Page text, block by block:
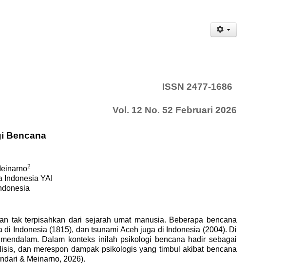
ISSN 2477-1686
Vol. 12 No. 52 Februari 2026
Bencana
2
IndonesiaYAI
tak terpisahkan dari sejarah umat manusia. Beberapa bencana
Indonesia (1815), dan tsunami Aceh juga di Indonesia (2004). Di
Dalam konteks inilah psikologi bencana hadir sebagai
dan merespon dampak psikologis yang timbul akibat bencana
& Meinarno, 2026).